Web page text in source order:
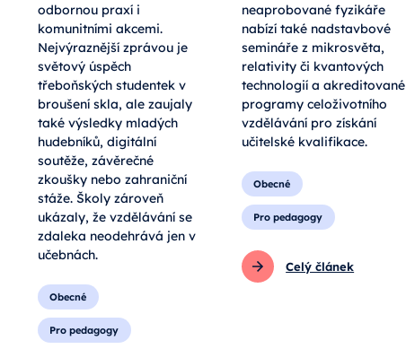
odbornou praxí i
komunitními akcemi.
Nejvýraznější zprávou je
světový úspěch
třeboňských studentek v
broušení skla, ale zaujaly
také výsledky mladých
hudebníků, digitální
soutěže, závěrečné
zkoušky nebo zahraniční
stáže. Školy zároveň
ukázaly, že vzdělávání se
zdaleka neodehrává jen v
učebnách.
Obecné
Pro pedagogy
neaprobované fyzikáře
nabízí také nadstavbové
semináře z mikrosvěta,
relativity či kvantových
technologií a akreditované
programy celoživotního
vzdělávání pro získání
učitelské kvalifikace.
Obecné
Pro pedagogy
Celý článek